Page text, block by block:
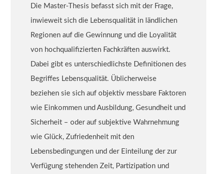
Die Master-Thesis befasst sich mit der Frage,
inwieweit sich die Lebensqualität in ländlichen
Regionen auf die Gewinnung und die Loyalität
von hochqualifizierten Fachkräften auswirkt.
Dabei gibt es unterschiedlichste Definitionen des
Begriffes Lebensqualität. Üblicherweise
beziehen sie sich auf objektiv messbare Faktoren
wie Einkommen und Ausbildung, Gesundheit und
Sicherheit – oder auf subjektive Wahrnehmung
wie Glück, Zufriedenheit mit den
Lebensbedingungen und der Einteilung der zur
Verfügung stehenden Zeit, Partizipation und